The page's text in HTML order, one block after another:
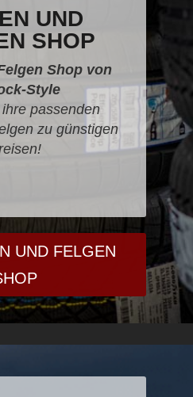
UND
SHOP
Shop von
Style
passenden
zu günstigen
UND FELGEN